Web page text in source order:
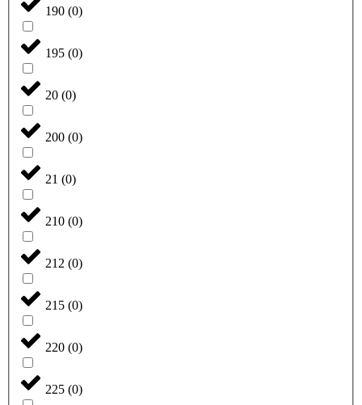
190 (0)
195 (0)
20 (0)
200 (0)
21 (0)
210 (0)
212 (0)
215 (0)
220 (0)
225 (0)